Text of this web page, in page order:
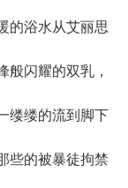
的浴水从艾丽思
般闪耀的双乳，
缕缕的流到脚下
些的被暴徒拘禁